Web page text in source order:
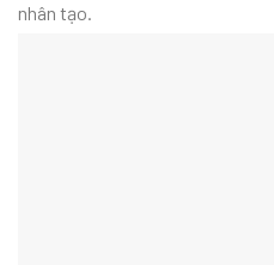
nhân tạo.